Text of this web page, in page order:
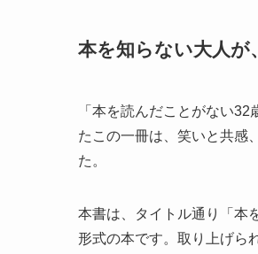
本を知らない大人が
「本を読んだことがない
たこの一冊は、笑いと共感
た。
本書は、タイトル通り「本
形式の本です。取り上げら